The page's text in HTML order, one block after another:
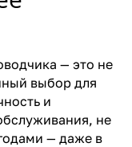
— это не
выбор для
и
не
— даже в